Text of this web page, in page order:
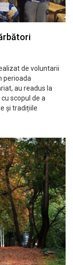
de voluntarii
perioada
au readus la
scopul de a
și tradițiile